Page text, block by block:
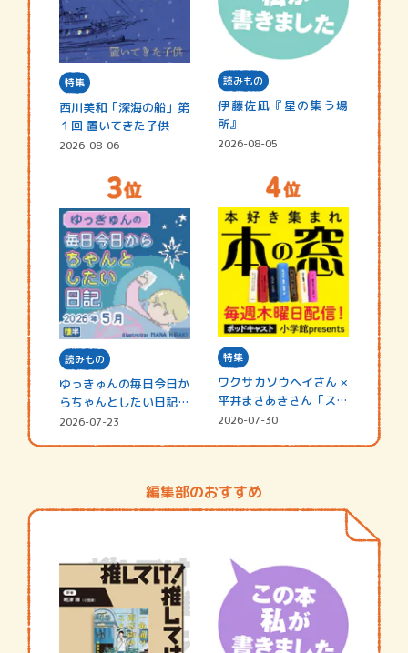
特集
西川美和「深海の船」第
１回 置いてきた子供
2026-08-06
読みもの
伊藤佐凪『星の集う場
所』
2026-08-05
読みもの
ゆっきゅんの毎日今日か
らちゃんとしたい日記
☆202…
2026-07-23
特集
ワクサカソウヘイさん ×
平井まさあきさん「スペ
シャ…
2026-07-30
編集部のおすすめ